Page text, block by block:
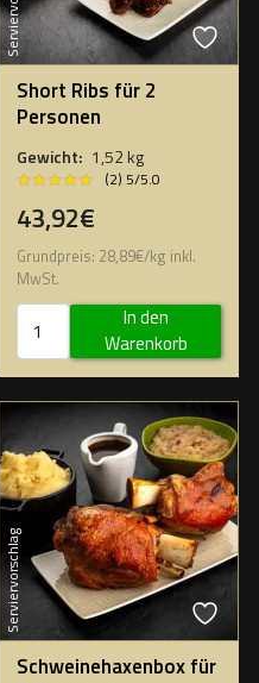
Short Ribs für 2
Personen
Gewicht: 1,52 kg
★★★★★
★★★★★ (2) 5/5.0
43,92€
Grundpreis: 28,89€/kg inkl.
MwSt.
In den
Warenkorb
Serviervorschlag
Schweinehaxenbox für